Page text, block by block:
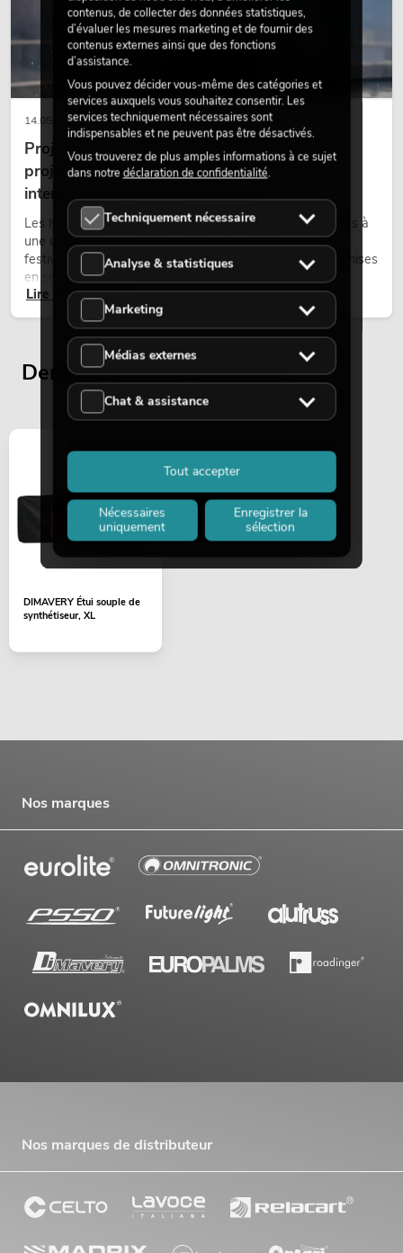
14.05.2026
Projecteurs à tête mobile d'extérieur : des
projecteurs à tête mobile résistants aux
intempéries pour les événements
Les lyres outdoor sont des projecteurs motorisés destinés à
une utilisation en extérieur. Elles sont utilisées lors de
festivals, de fêtes urbaines, de concerts en plein air, de mises
en scène architecturales et d’installations extérieures
temporaires.
Lire maintenant
Derniers articles consultés
DIMAVERY Étui souple de
synthétiseur, XL
Nos marques
Nos marques de distributeur
contenus, de collecter des données statistiques,
d’évaluer les mesures marketing et de fournir des
contenus externes ainsi que des fonctions
d’assistance.
Vous pouvez décider vous-même des catégories et
services auxquels vous souhaitez consentir. Les
services techniquement nécessaires sont
indispensables et ne peuvent pas être désactivés.
Vous trouverez de plus amples informations à ce sujet
dans notre déclaration de confidentialité.
Techniquement nécessaire
Analyse & statistiques
Marketing
Médias externes
Chat & assistance
Nécessaires
uniquement
Enregistrer la
sélection
Tout accepter